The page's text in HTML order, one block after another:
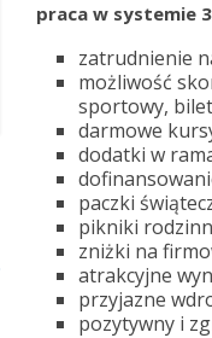
praca w systemie
zatrudnienie
możliwość
sportowy,
darmowe
dodatki w
paczki
pikniki
zniżki na
atrakcyjne
przyjazne
pozytywny i